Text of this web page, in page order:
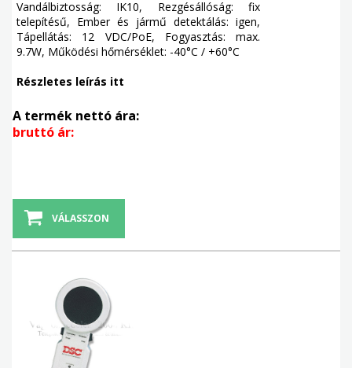
Vandálbiztosság: IK10, Rezgésállóság: fix
telepítésű, Ember és jármű detektálás: igen,
Tápellátás: 12 VDC/PoE, Fogyasztás: max.
9.7W, Működési hőmérséklet: -40°C / +60°C
Részletes leírás itt
A termék nettó ára:
bruttó ár:
VÁLASSZON